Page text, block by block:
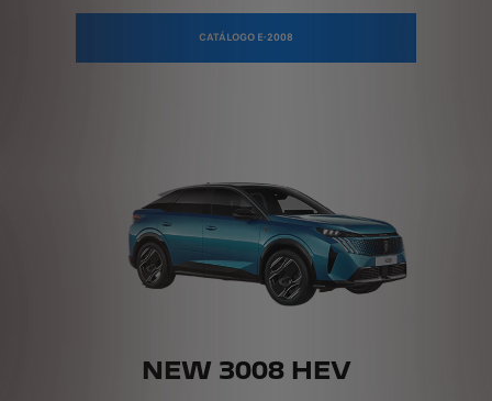
CATÁLOGO E-2008
NEW 3008 HEV